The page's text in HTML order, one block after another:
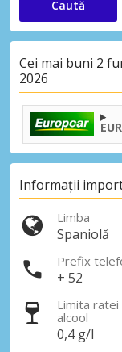
Caută
Cei mai buni 2
2026
Informații
Limba
Spaniolă
Prefix
+ 52
Limita ratei
alcool
0,4 g/l